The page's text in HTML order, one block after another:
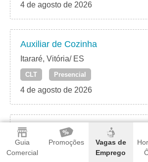
Guia
Comercial
Promoções
Vagas de
Emprego
4 de agosto de 2026
Auxiliar de Cozinha
Itararé, Vitória/ ES
CLT Presencial
4 de agosto de 2026
Auxiliar de Produção
Praia do Canto – Vitória/ ES